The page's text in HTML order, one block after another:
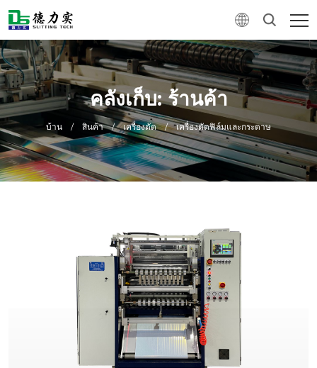
คลังเก็บ: ร้านค้า
บ้าน / สินค้า / เครื่องตัด / เครื่องตัดฟิล์มและกระดาษ